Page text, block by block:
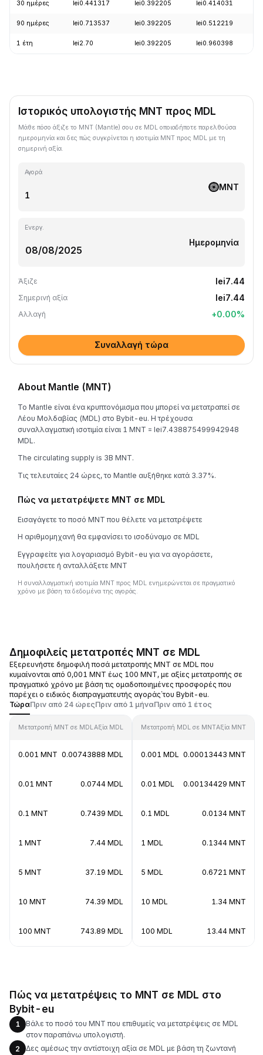
30 ημέρες lei0.441317 lei0.392205 lei0.414031
90 ημέρες lei0.713537 lei0.392205 lei0.512219
1 έτη lei2.70 lei0.392205 lei0.960398
Ιστορικός υπολογιστής MNT προς MDL
Μάθε πόσο άξιζε το MNT (Mantle) σου σε MDL οποιαδήποτε παρελθούσα
ημερομηνία και δες πώς συγκρίνεται η ισοτιμία MNT προς MDL με τη
σημερινή αξία.
Αγορά
MNT
Ενεργ.
Ημερομηνία
Άξιζε lei7.44
Σημερινή αξία lei7.44
Αλλαγή +0.00%
Συναλλαγή τώρα
About Mantle (MNT)
Το Mantle είναι ένα κρυπτονόμισμα που μπορεί να μετατραπεί σε
Λέου Μολδαβίας (MDL) στο Bybit-eu. Η τρέχουσα
συναλλαγματική ισοτιμία είναι 1 MNT = lei7.438875499942948
MDL.
The circulating supply is 3B MNT.
Τις τελευταίες 24 ώρες, το Mantle αυξήθηκε κατά 3.37%.
Πώς να μετατρέψετε MNT σε MDL
Εισαγάγετε το ποσό MNT που θέλετε να μετατρέψετε
Η αριθμομηχανή θα εμφανίσει το ισοδύναμο σε MDL
Εγγραφείτε για λογαριασμό Bybit-eu για να αγοράσετε,
πουλήσετε ή ανταλλάξετε MNT
Η συναλλαγματική ισοτιμία MNT προς MDL ενημερώνεται σε πραγματικό
χρόνο με βάση τα δεδομένα της αγοράς.
Δημοφιλείς μετατροπές MNT σε MDL
Εξερευνήστε δημοφιλή ποσά μετατροπής MNT σε MDL που
κυμαίνονται από 0,001 MNT έως 100 MNT, με αξίες μετατροπής σε
πραγματικό χρόνο με βάση τις ομαδοποιημένες προσφορές που
παρέχει ο ειδικός διαπραγματευτής αγοράς΄του Bybit-eu.
ΤώραΠριν από 24 ώρεςΠριν από 1 μήναΠριν από 1 έτος
Μετατροπή MNT σε MDL Αξία MDL
0.001 MNT 0.00743888 MDL
0.01 MNT 0.0744 MDL
0.1 MNT 0.7439 MDL
1 MNT 7.44 MDL
5 MNT 37.19 MDL
10 MNT 74.39 MDL
100 MNT 743.89 MDL
Μετατροπή MDL σε MNTΑξία MNT
0.001 MDL 0.00013443 MNT
0.01 MDL 0.00134429 MNT
0.1 MDL 0.0134 MNT
1 MDL 0.1344 MNT
5 MDL 0.6721 MNT
10 MDL 1.34 MNT
100 MDL 13.44 MNT
Πώς να μετατρέψεις το MNT σε MDL στο
Bybit-eu
1
Βάλε το ποσό του MNT που επιθυμείς να μετατρέψεις σε MDL
στον παραπάνω υπολογιστή.
2
Δες αμέσως την αντίστοιχη αξία σε MDL με βάση τη ζωντανή